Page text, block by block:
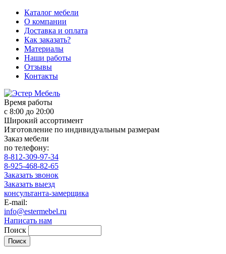
Каталог мебели
О компании
Доставка и оплата
Как заказать?
Материалы
Наши работы
Отзывы
Контакты
Время работы
с 8:00 до 20:00
Широкий ассортимент
Изготовление по индивидуальным размерам
Заказ мебели
по телефону:
8-812-309-97-34
8-925-468-82-65
Заказать звонок
Заказать выезд
консультанта-замерщика
E-mail:
info@estermebel.ru
Написать нам
Поиск